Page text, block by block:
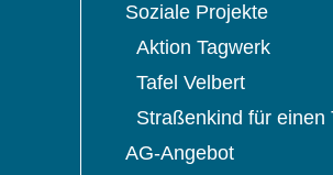
Soziale Projekte
Aktion Tagwerk
Tafel Velbert
Straßenkind für einen
AG-Angebot